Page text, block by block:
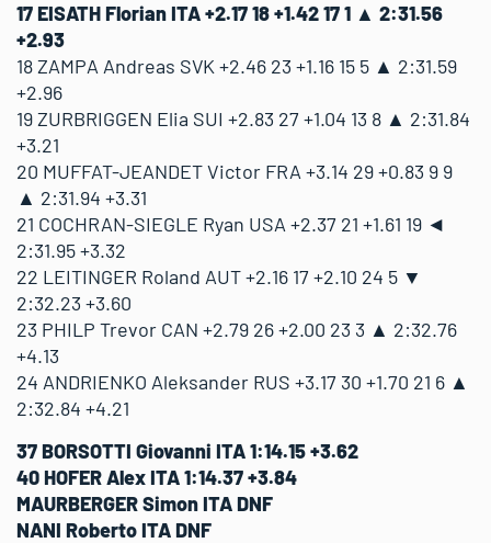
17 EISATH Florian ITA +2.17 18 +1.42 17 1 ▲ 2:31.56
+2.93
18 ZAMPA Andreas SVK +2.46 23 +1.16 15 5 ▲ 2:31.59
+2.96
19 ZURBRIGGEN Elia SUI +2.83 27 +1.04 13 8 ▲ 2:31.84
+3.21
20 MUFFAT-JEANDET Victor FRA +3.14 29 +0.83 9 9
▲ 2:31.94 +3.31
21 COCHRAN-SIEGLE Ryan USA +2.37 21 +1.61 19 ◄
2:31.95 +3.32
22 LEITINGER Roland AUT +2.16 17 +2.10 24 5 ▼
2:32.23 +3.60
23 PHILP Trevor CAN +2.79 26 +2.00 23 3 ▲ 2:32.76
+4.13
24 ANDRIENKO Aleksander RUS +3.17 30 +1.70 21 6 ▲
2:32.84 +4.21
37 BORSOTTI Giovanni ITA 1:14.15 +3.62
40 HOFER Alex ITA 1:14.37 +3.84
MAURBERGER Simon ITA DNF
NANI Roberto ITA DNF